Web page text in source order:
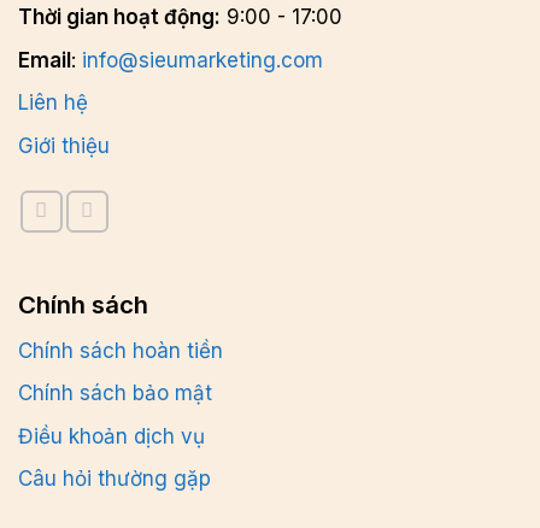
Thời gian hoạt động: 9:00 - 17:00
Email: info@sieumarketing.com
Liên hệ
Giới thiệu
Chính sách
Chính sách hoàn tiền
Chính sách bảo mật
Điều khoản dịch vụ
Câu hỏi thường gặp